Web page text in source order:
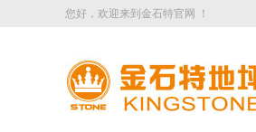
您好，欢迎来到金石特官网 ！